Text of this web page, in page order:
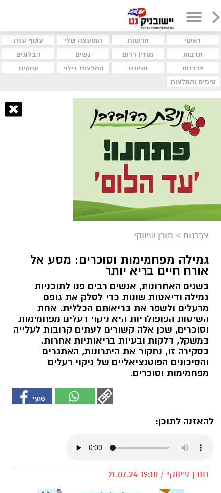
ראשי חדשות המועצה שלי
עוטף עזה
תרבות
מגזין דרום נשים
הבלוגים
צרכנות
ספורט המלצות בילוי
עסקים
טיפים והמלצות
צרכנות > תוכן שיווקי
גמילה מפחמימות וסוכרים: מסע אל
אורח חיים בריא יותר
בשנים האחרונות, אנשים רבים פנו לתוכניות
גמילה ודיאטות שונות כדי לסלק את גופם
מרעלים ולשפר את בריאותם הכללית. אחת
השיטות הפופולריות היא ניקוי רעלים מפחמימות
וסוכרים, שכן אלה קשורים לעתים קרובות לעלייה
במשקל, דלקות ובעיות בריאותיות אחרות.
בסקירה זו, נחקור את היתרונות, האתגרים
והסיכונים הפוטנציאליים של ניקוי רעלים
מפחמימות וסוכרים.
להאזנה לתוכן:
תוכן שיווקי / 19:10 21.07.24